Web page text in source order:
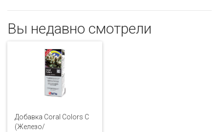
Вы недавно смотрели
Добавка Coral Colors C
(Железо/